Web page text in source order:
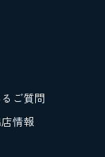
ご質問
情報